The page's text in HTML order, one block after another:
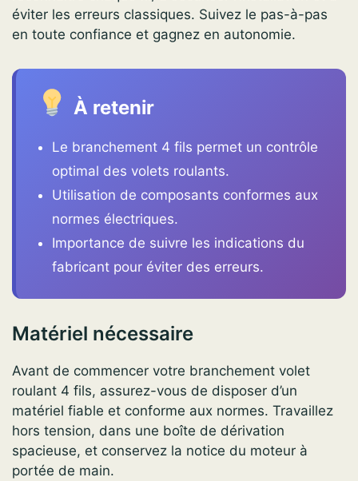
éviter les erreurs classiques. Suivez le pas-à-pas
en toute confiance et gagnez en autonomie.
À retenir
Le branchement 4 fils permet un contrôle
optimal des volets roulants.
Utilisation de composants conformes aux
normes électriques.
Importance de suivre les indications du
fabricant pour éviter des erreurs.
Matériel nécessaire
Avant de commencer votre branchement volet
roulant 4 fils, assurez-vous de disposer d’un
matériel fiable et conforme aux normes. Travaillez
hors tension, dans une boîte de dérivation
spacieuse, et conservez la notice du moteur à
portée de main.